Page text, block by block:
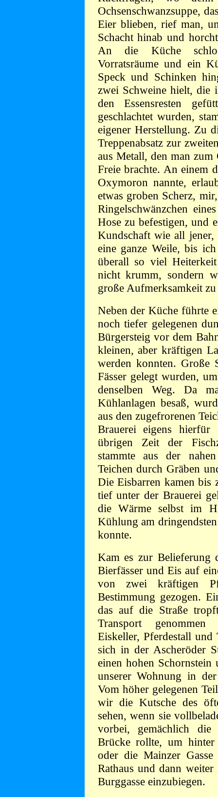
Ochsenschwanzsuppe,
Eier blieben, rief man,
Schacht hinab und
An die Küche
Vorratsräume und ein
Speck und Schinken
zwei Schweine hielt, die
den Essensresten
geschlachtet wurden,
eigener Herstellung. Zu
Treppenabsatz zur
aus Metall, den man
Freie brachte. An einem
Oxymoron nannte,
etwas groben Scherz,
Ringelschwänzchen
Hose zu befestigen, und
Kundschaft wie all jener,
eine ganze Weile, bis
überall so viel
nicht krumm, sondern
große Aufmerksamkeit zu
Neben der Küche führte
noch tiefer gelegenen
Bürgersteig vor dem
kleinen, aber kräftigen
werden konnten. Große
Fässer gelegt wurden,
denselben Weg. Da
Kühlanlagen besaß,
aus den zugefrorenen
Brauerei eigens
übrigen Zeit der
stammte aus der
Teichen durch Gräben
Die Eisbarren kamen bis
tief unter der Brauerei
die Wärme selbst im
Kühlung am
konnte.
Kam es zur Belieferung
Bierfässer und Eis auf
von zwei kräftigen
Bestimmung gezogen.
das auf die Straße
Transport genommen
Eiskeller, Pferdestall und
sich in der Ascheröder
einen hohen
unserer Wohnung in
Vom höher gelegenen
wir die Kutsche des
sehen, wenn sie
vorbei, gemächlich
Brücke rollte, um hinter
oder die Mainzer
Rathaus und dann
Burggasse einzubiegen.